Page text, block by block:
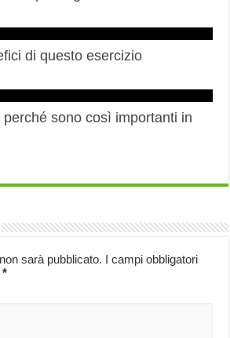
di questo esercizio
sono così importanti in
sarà pubblicato. I campi obbligatori
*